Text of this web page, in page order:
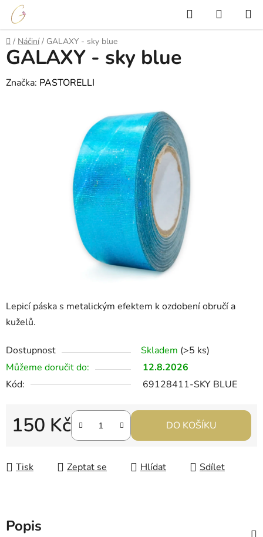
Přejít
obsah
Hledat
KOŠÍK
Domů
/ Náčiní / GALAXY - sky blue
Lepicí páska s metalickým efektem k ozdobení obručí a
kuželů.
Dostupnost Skladem (>5 ks)
Můžeme doručit do:
12.8.2026
Kód:
69128411-SKY BLUE
150 Kč DO KOŠÍKU
Tisk Zeptat se Hlídat Sdílet
GALAXY - sky blue
Značka: PASTORELLI
Popis